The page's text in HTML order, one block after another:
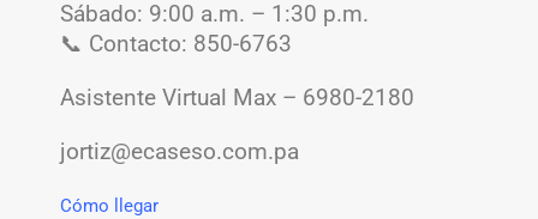
Sábado: 9:00 a.m. – 1:30 p.m.
📞 Contacto: 850-6763
Asistente Virtual Max – 6980-2180
jortiz@ecaseso.com.pa
Cómo llegar